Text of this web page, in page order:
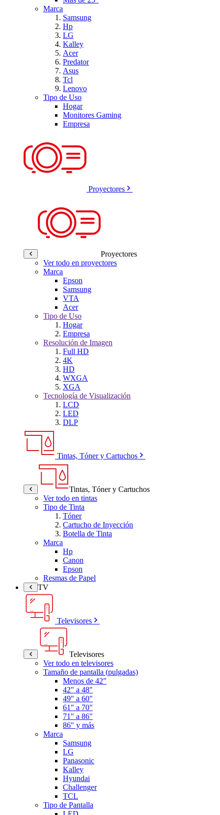
Marca
Samsung
Hp
LG
Kalley
Acer
Predator
Asus
Tcl
Lenovo
Tipo de Uso
Hogar
Monitores Gaming
Empresa
Proyectores
Proyectores
Ver todo en proyectores
Marca
Epson
Samsung
VTA
Acer
Tipo de Uso
Hogar
Empresa
Resolución de Imagen
Full HD
4K
HD
WXGA
XGA
Tecnología de Visualización
LCD
LED
DLP
Tintas, Tóner y Cartuchos
Tintas, Tóner y Cartuchos
Ver todo en tintas
Tipo de Tinta
Tóner
Cartucho de Inyección
Botella de Tinta
Marca
Hp
Canon
Epson
Resmas de Papel
TV
Televisores
Televisores
Ver todo en televisores
Tamaño de pantalla (pulgadas)
Menos de 42"
42" a 48"
49" a 60"
61" a 70"
71" a 86"
86" y más
Marca
Samsung
LG
Panasonic
Kalley
Hyundai
Challenger
TCL
Tipo de Pantalla